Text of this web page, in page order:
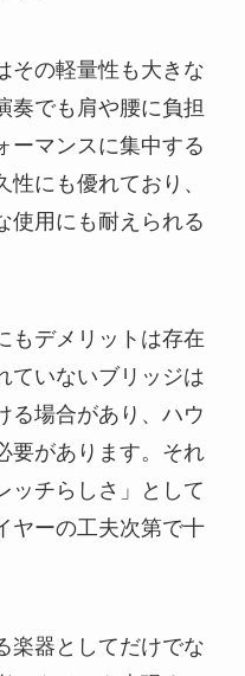
その軽量性も大きな
奏でも肩や腰に負担
ーマンスに集中する
にも優れており、
使用にも耐えられる
もデメリットは存在
ていないブリッジは
る場合があり、ハウ
要があります。それ
ッチらしさ」として
ヤーの工夫次第で十
楽器としてだけでな